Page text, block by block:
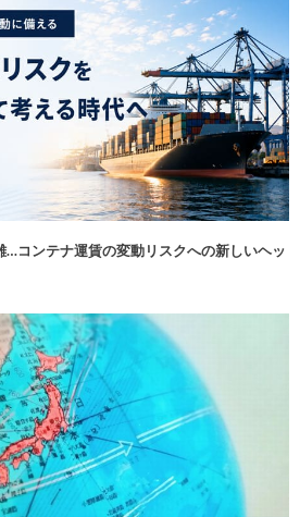
…コンテナ運賃の変動リスクへの新しいヘッ